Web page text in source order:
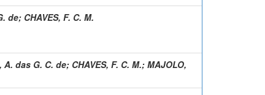
de; CHAVES, F. C. M.
A. das G. C. de; CHAVES, F. C. M.; MAJOLO,